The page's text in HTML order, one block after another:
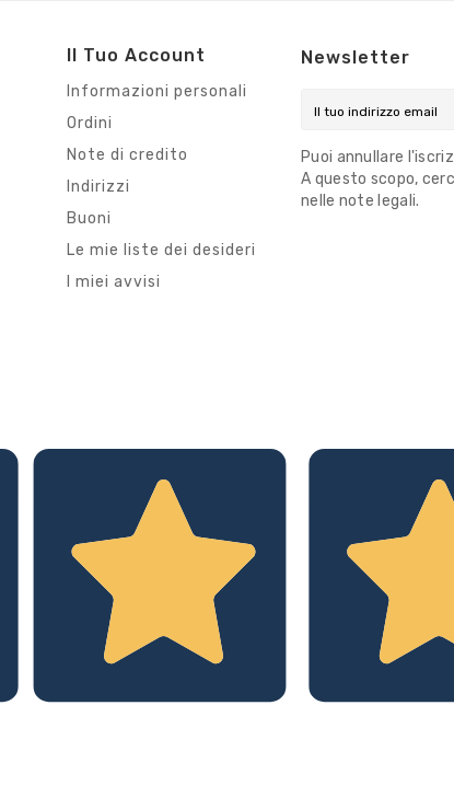
Il Tuo Account
Informazioni personali
Ordini
Note di credito
Indirizzi
Buoni
Le mie liste dei desideri
I miei avvisi
Newsletter
Puoi annullare
A questo scopo,
nelle note legali.